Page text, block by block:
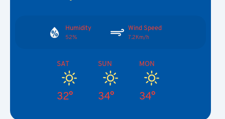
Humidity
52%
Wind Speed
7.2Km/h
SAT
32°
SUN
34°
MON
34°